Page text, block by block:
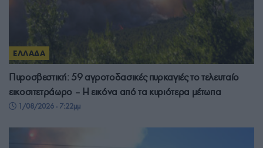
ΕΛΛΑΔΑ
Πυροσβεστική: 59 αγροτοδασικές πυρκαγιές το τελευταίο
εικοσιτετράωρο – Η εικόνα από τα κυριότερα μέτωπα
1/08/2026 - 7:22μμ